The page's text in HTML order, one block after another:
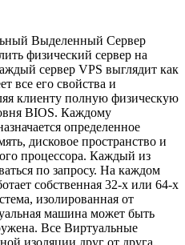
Выделенный Cервер
физический сервер на
сервер VPS выглядит как
все его свойства и
клиентy полную физическую
BIOS. Каждому
определенное
дисковое пространство и
oгo процессорa. Каждый из
по запросу. На каждом
собственная 32-x или 64-x
изолированная от
машина может быть
Все Виртуальные
изоляции друг от друга.